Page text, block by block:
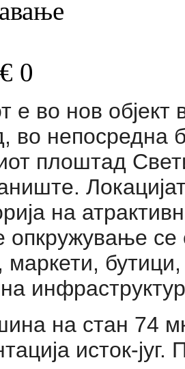
0
е во нов објект
во непосредна
плоштад
на
опкружување се
маркети,
на стан 74
исток-